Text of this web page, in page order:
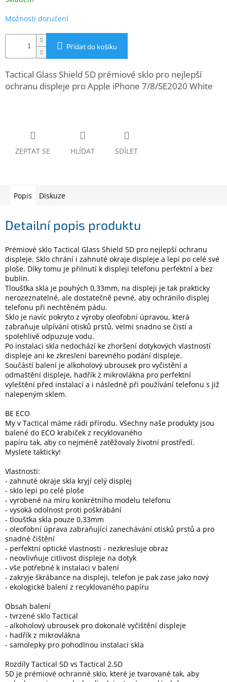
www.inpraise.cz
a
zahrada
a
notebooky
Elektronika
Domácnost
%
Black
Friday
VÝPRODEJ
Akční
zboží
A
CARTRIDGE
OEM
Sestavy
počítačů
Kamerové
systémy
MILESIGHT
Doprodej
Přihlášení
Možnosti doručení
Přidat do košíku
Tactical Glass Shield 5D prémiové sklo pro nejlepší
ochranu displeje pro Apple iPhone 7/8/SE2020 White
ZEPTAT SE HLÍDAT SDÍLET
Popis Diskuze
Detailní popis produktu
Prémiové sklo Tactical Glass Shield 5D pro nejlepší ochranu
displeje. Sklo chrání i zahnuté okraje displeje a lepí po celé své
ploše. Díky tomu je přilnutí k displeji telefonu perfektní a bez
bublin.
Tloušťka skla je pouhých 0,33mm, na displeji je tak prakticky
nerozeznatelné, ale dostatečně pevné, aby ochránilo displej
telefonu při nechtěném pádu.
Sklo je navíc pokryto z výroby oleofobní úpravou, která
zabraňuje ulpívání otisků prstů, velmi snadno se čistí a
spolehlivě odpuzuje vodu.
Po instalaci skla nedochází ke zhoršení dotykových vlastností
displeje ani ke zkreslení barevného podání displeje.
Součástí balení je alkoholový ubrousek pro vyčistění a
odmaštění displeje, hadřík z mikrovlákna pro perfektní
vyleštění před instalací a i následně při používání telefonu s již
nalepeným sklem.
BE ECO
My v Tactical máme rádi přírodu. Všechny naše produkty jsou
balené do ECO krabiček z recyklovaného
papíru tak, aby co nejméně zatěžovaly životní prostředí.
Myslete takticky!
Vlastnosti:
- zahnuté okraje skla kryjí celý displej
- sklo lepí po celé ploše
- vyrobené na míru konkrétního modelu telefonu
- vysoká odolnost proti poškrábání
- tloušťka skla pouze 0,33mm
- oleofobní úprava zabraňující zanechávání otisků prstů a pro
snadné čištění
- perfektní optické vlastnosti - nezkresluje obraz
- neovlivňuje citlivost displeje na dotyk
- vše potřebné k instalaci v balení
- zakryje škrábance na displeji, telefon je pak zase jako nový
- ekologické balení z recyklovaného papíru
Obsah balení
- tvrzené sklo Tactical
- alkoholový ubrousek pro dokonalé vyčištění displeje
- hadřík z mikrovlákna
- samolepky pro pohodlnou instalaci skla
Rozdíly Tactical 5D vs Tactical 2.5D
5D je prémiové ochranné sklo, které je tvarované tak, aby